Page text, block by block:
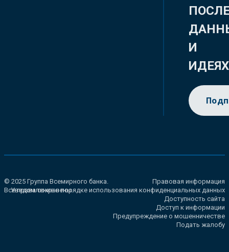
И
ИДЕЯХ
© 2025 Группа Всемирного банка.
Все права сохранены.
Правовая информация
Уведомление о порядке использования конфиденциальных данных
Доступность сайта
Доступ к информации
Предупреждение о мошенничестве
Подать жалобу